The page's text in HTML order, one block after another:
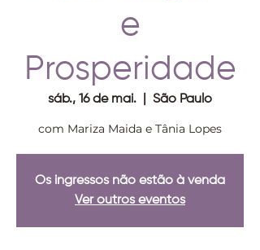
e
Prosperidade
sáb., 16 de mai. São Paulo
com Mariza Maida e Tânia Lopes
Os ingressos não estão à venda
Ver outros eventos